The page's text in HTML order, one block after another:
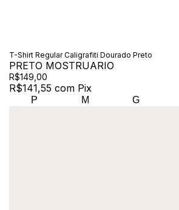
T-Shirt Regular Caligrafiti Dourado Preto
PRETO MOSTRUARIO
R$149,00
R$141,55 com Pix
P M G